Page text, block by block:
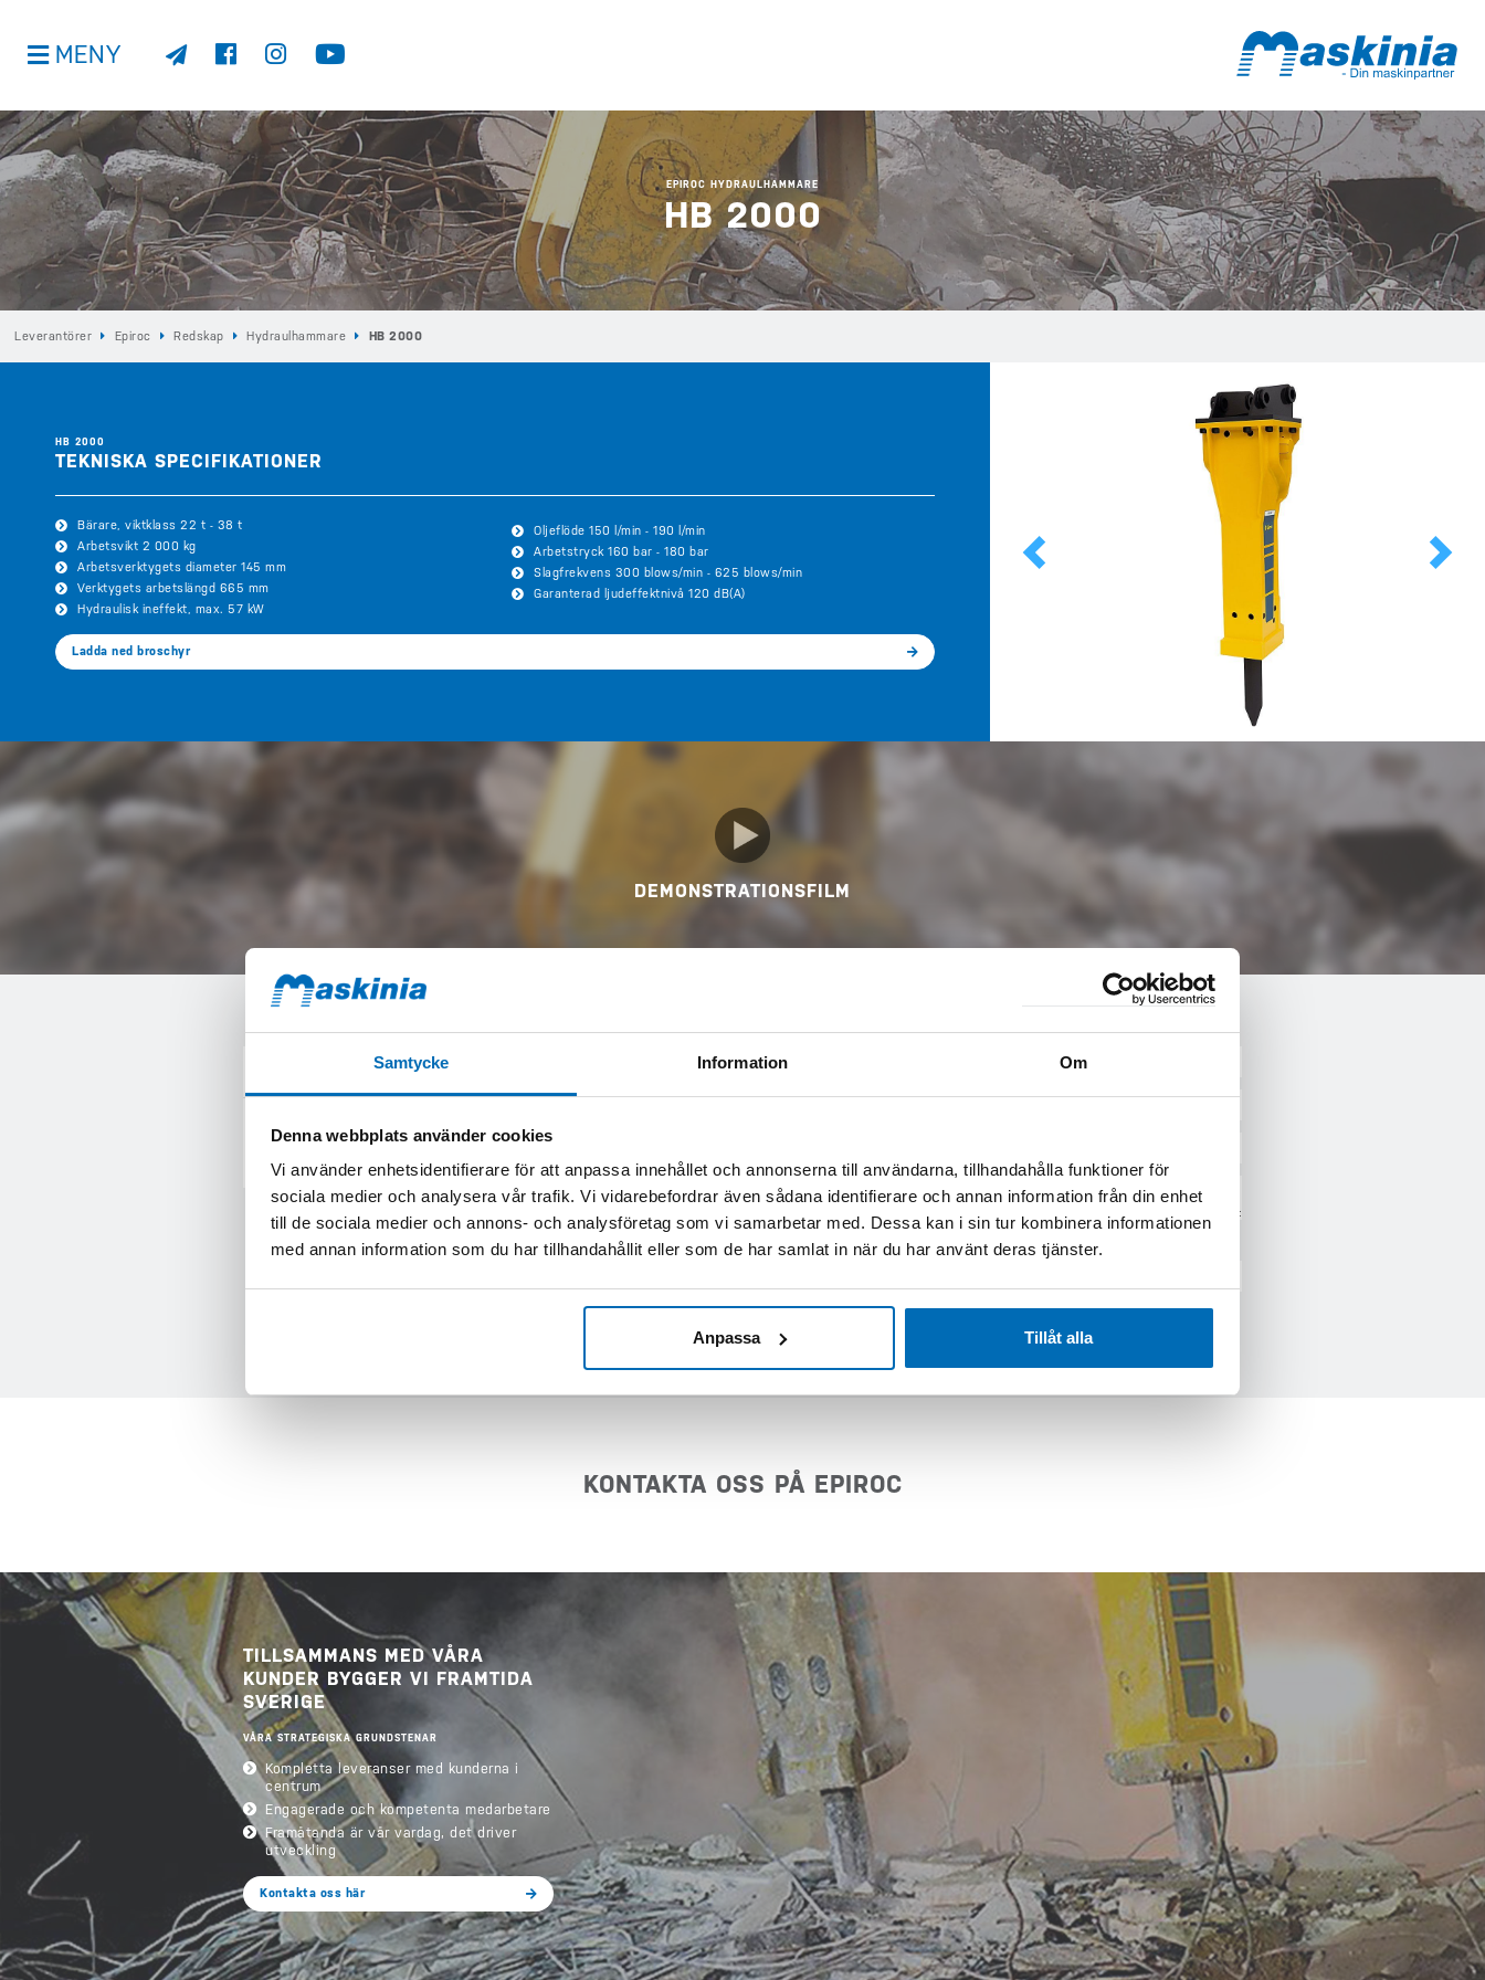
Samtycke Information Om
Denna webbplats använder cookies
Vi använder enhetsidentifierare för att anpassa innehållet och annonserna till användarna, tillhandahålla funktioner för
sociala medier och analysera vår trafik. Vi vidarebefordrar även sådana identifierare och annan information från din enhet
till de sociala medier och annons- och analysföretag som vi samarbetar med. Dessa kan i sin tur kombinera informationen
med annan information som du har tillhandahållit eller som de har samlat in när du har använt deras tjänster.
Anpassa Tillåt alla
MENY
EPIROC HYDRAULHAMMARE
HB 2000
Leverantörer Epiroc Redskap Hydraulhammare HB 2000
HB 2000
TEKNISKA SPECIFIKATIONER
Bärare, viktklass 22 t - 38 t
Arbetsvikt 2 000 kg
Arbetsverktygets diameter 145 mm
Verktygets arbetslängd 665 mm
Hydraulisk ineffekt, max. 57 kW
Oljeflöde 150 l/min - 190 l/min
Arbetstryck 160 bar - 180 bar
Slagfrekvens 300 blows/min - 625 blows/min
Garanterad ljudeffektnivå 120 dB(A)
Ladda ned broschyr
Previous Next
DEMONSTRATIONSFILM
KONTAKTA MIG
Fyll i formuläret
för att få mer information
om Epriroc HB 2000 (HB 2000).
Skriv följande siffror i fältet (13148)
Skicka förfrågan
KONTAKTA OSS PÅ EPIROC
TILLSAMMANS MED VÅRA
KUNDER BYGGER VI FRAMTIDA
SVERIGE
VÅRA STRATEGISKA GRUNDSTENAR
Kompletta leveranser med kunderna i
centrum
Engagerade och kompetenta medarbetare
Framåtanda är vår vardag, det driver
utveckling
Kontakta oss här